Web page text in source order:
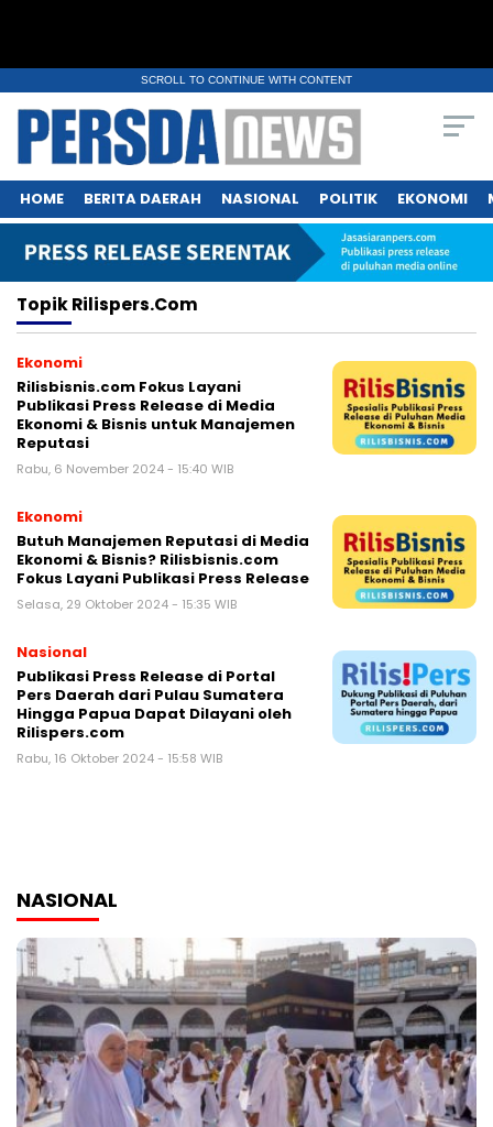
SCROLL TO CONTINUE WITH CONTENT
HOME BERITA DAERAH NASIONAL POLITIK EKONOMI
TopikRilispers.com
Ekonomi
Rilisbisnis.com Fokus Layani
Publikasi Press Release di Media
Ekonomi & Bisnis untuk Manajemen
Reputasi
Rabu, 6 November 2024 - 15:40 WIB
Ekonomi
Butuh Manajemen Reputasi di Media
Ekonomi & Bisnis? Rilisbisnis.com
Fokus Layani Publikasi Press Release
Selasa, 29 Oktober 2024 - 15:35 WIB
Nasional
Publikasi Press Release di Portal
Pers Daerah dari Pulau Sumatera
Hingga Papua Dapat Dilayani oleh
Rilispers.com
Rabu, 16 Oktober 2024 - 15:58 WIB
NASIONAL